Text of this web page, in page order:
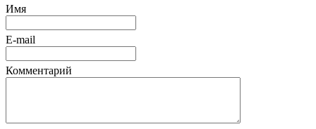
Имя
E-mail
Комментарий